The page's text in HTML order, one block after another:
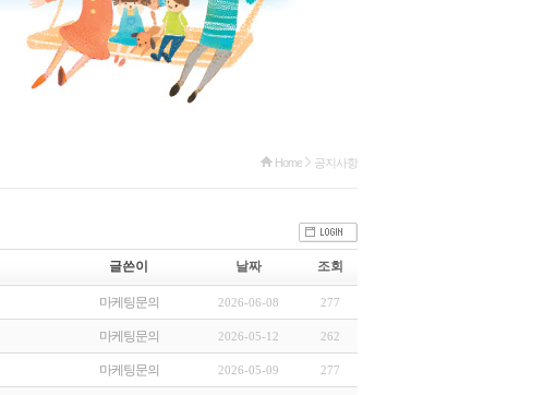
Home 공지사항
글쓴이 날짜 조회
마케팅문의 2026-06-08 277
마케팅문의 2026-05-12 262
마케팅문의 2026-05-09 277